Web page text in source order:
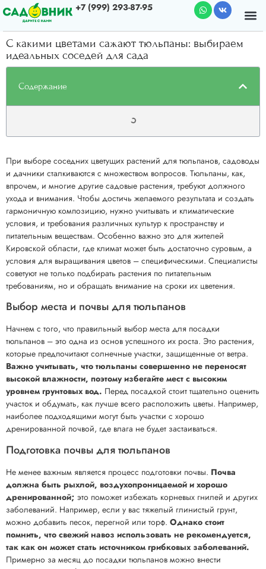
+7 (999) 293-87-95
С какими цветами сажают тюльпаны: выбираем
идеальных соседей для сада
Содержание
При выборе соседних цветущих растений для тюльпанов, садоводы
и дачники сталкиваются с множеством вопросов. Тюльпаны, как,
впрочем, и многие другие садовые растения, требуют должного
ухода и внимания. Чтобы достичь желаемого результата и создать
гармоничную композицию, нужно учитывать и климатические
условия, и требования различных культур к пространству и
питательным веществам. Особенно важно это для жителей
Кировской области, где климат может быть достаточно суровым, а
условия для выращивания цветов – специфическими. Специалисты
советуют не только подбирать растения по питательным
требованиям, но и обращать внимание на сроки их цветения.
Выбор места и почвы для тюльпанов
Начнем с того, что правильный выбор места для посадки
тюльпанов – это одна из основ успешного их роста. Это растения,
которые предпочитают солнечные участки, защищенные от ветра.
Важно учитывать, что тюльпаны совершенно не переносят
высокой влажности, поэтому избегайте мест с высоким
уровнем грунтовых вод. Перед посадкой стоит тщательно оценить
участок и обдумать, как лучше всего расположить цветы. Например,
наиболее подходящими могут быть участки с хорошо
дренированной почвой, где влага не будет застаиваться.
Подготовка почвы для тюльпанов
Не менее важным является процесс подготовки почвы. Почва
должна быть рыхлой, воздухопроницаемой и хорошо
дренированной; это поможет избежать корневых гнилей и других
заболеваний. Например, если у вас тяжелый глинистый грунт,
можно добавить песок, перегной или торф. Однако стоит
помнить, что свежий навоз использовать не рекомендуется,
так как он может стать источником грибковых заболеваний.
Примерно за месяц до посадки тюльпанов можно внести